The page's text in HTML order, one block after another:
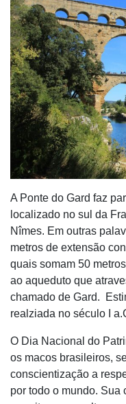
A Ponte do Gard faz
localizado no sul da
Nîmes. Em outras
metros de extensão
quais somam 50
ao aqueduto que
chamado de Gard.
realziada no século I
O Dia Nacional do
os macos brasileiros,
conscientização a
por todo o mundo. Sua